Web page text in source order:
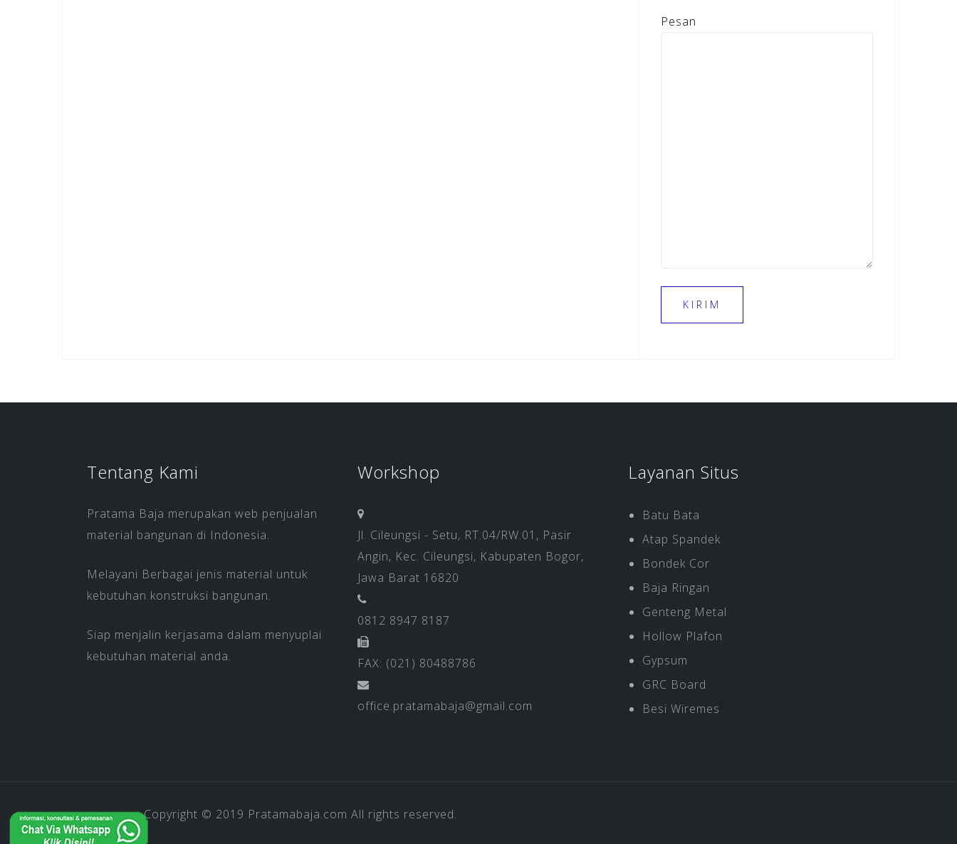
Pesan
Tentang Kami
Pratama Baja merupakan web penjualan
material bangunan di Indonesia.
Melayani Berbagai jenis material untuk
kebutuhan konstruksi bangunan.
Siap menjalin kerjasama dalam menyuplai
kebutuhan material anda.
Workshop
Jl. Cileungsi - Setu, RT.04/RW.01, Pasir
Angin, Kec. Cileungsi, Kabupaten Bogor,
Jawa Barat 16820
0812 8947 8187
FAX: (021) 80488786
office.pratamabaja@gmail.com
Layanan Situs
Batu Bata
Atap Spandek
Bondek Cor
Baja Ringan
Genteng Metal
Hollow Plafon
Gypsum
GRC Board
Besi Wiremes
Copyright © 2019 Pratamabaja.com All rights reserved.